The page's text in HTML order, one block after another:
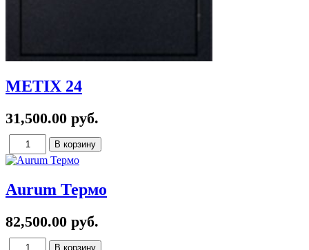
METIX 24
31,500.00 руб.
Aurum Термо
82,500.00 руб.